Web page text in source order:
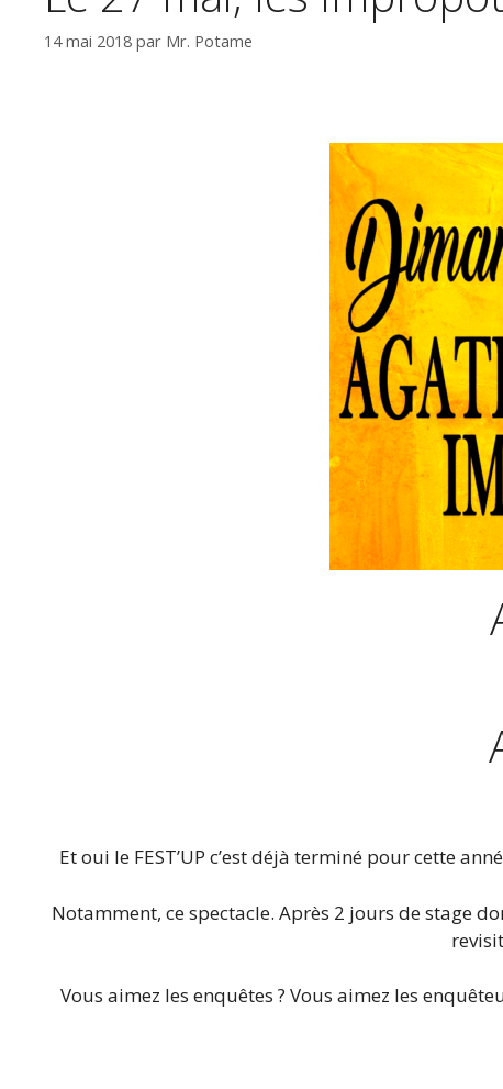
14 mai 2018 par Mr. Potame
Et oui le FEST’UP c’est déjà terminé pour cette
Notamment, ce spectacle. Après 2 jours de stage
Vous aimez les enquêtes ? Vous aimez les